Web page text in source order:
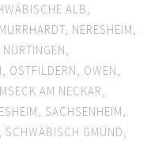
ALB,
MURRHARDT, NERESHEIM,
NÜRTINGEN,
, OSTFILDERN, OWEN,
AM NECKAR,
, SACHSENHEIM,
, SCHWÄBISCH GMÜND,